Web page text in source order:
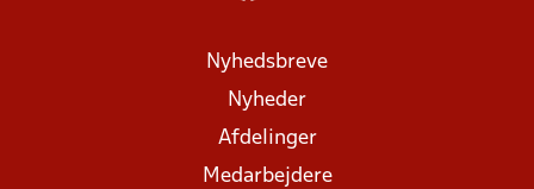
Nyhedsbreve
Nyheder
Afdelinger
Medarbejdere